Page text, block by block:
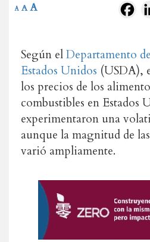
A A A
Según elDepartamento
Estados Unidos (USDA),
los precios de los
combustibles en Estados
experimentaron una
aunque la magnitud de
varió ampliamente.